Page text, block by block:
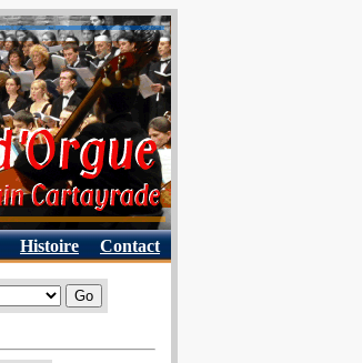
Histoire Contact